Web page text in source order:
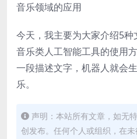
音乐领域的应用
今天，我主要为大家介绍5
音乐类人工智能工具的使用
一段描述文字，机器人就会
乐。
声明：本站所有文章，如无
创发布。任何个人或组织，在